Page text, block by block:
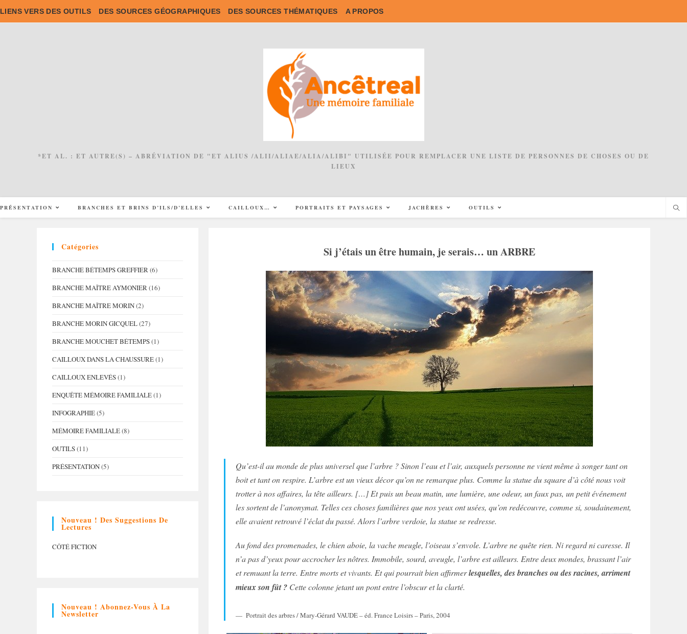
to
LIENS VERS DES OUTILS DES SOURCES GÉOGRAPHIQUES DES SOURCES THÉMATIQUES A PROPOS
*ET AL. : ET AUTRE(S) – ABRÉVIATION DE "ET ALIUS /ALII/ALIAE/ALIA/ALIBI" UTILISÉE POUR REMPLACER UNE LISTE DE PERSONNES DE CHOSES OU DE
LIEUX
PRÉSENTATION BRANCHES ET BRINS D’ILS/D’ELLES CAILLOUX… PORTRAITS ET PAYSAGES JACHÈRES OUTILS
Si j’étais un être humain, je serais… un ARBRE
Qu’est-il au monde de plus universel que l’arbre ? Sinon l’eau et l’air, auxquels personne ne vient même à songer tant on
boit et tant on respire. L’arbre est un vieux décor qu’on ne remarque plus. Comme la statue du square d’à côté nous voit
trotter à nos affaires, la tête ailleurs. […] Et puis un beau matin, une lumière, une odeur, un faux pas, un petit événement
les sortent de l’anonymat. Telles ces choses familières que nos yeux ont usées, qu’on redécouvre, comme si, soudainement,
elle avaient retrouvé l’éclat du passé. Alors l’arbre verdoie, la statue se redresse.
Au fond des promenades, le chien aboie, la vache meugle, l’oiseau s’envole. L’arbre ne quête rien. Ni regard ni caresse. Il
n’a pas d’yeux pour accrocher les nôtres. Immobile, sourd, aveugle, l’arbre est ailleurs. Entre deux mondes, brassant l’air
et remuant la terre. Entre morts et vivants. Et qui pourrait bien affirmerlesquelles, des branches ou des racines, arriment
mieux son fût ? Cette colonne jetant un pont entre l’obscur et la clarté.
Portrait des arbres / Mary-Gérard VAUDE – éd. France Loisirs – Paris, 2004
Catégories
BRANCHE BÉTEMPS GREFFIER(6)
BRANCHE MAÎTRE AYMONIER(16)
BRANCHE MAÎTRE MORIN(2)
BRANCHE MORIN GICQUEL(27)
BRANCHE MOUCHET BÉTEMPS(1)
CAILLOUX DANS LA CHAUSSURE(1)
CAILLOUX ENLEVÉS(1)
ENQUÊTE MÉMOIRE FAMILIALE(1)
INFOGRAPHIE(5)
MÉMOIRE FAMILIALE(8)
OUTILS(11)
PRÉSENTATION(5)
Nouveau ! Des Suggestions De
Lectures
CÔTÉ FICTION
Nouveau ! Abonnez-Vous À La
Newsletter